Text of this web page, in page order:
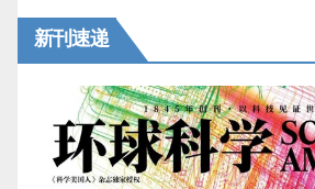
新刊速递